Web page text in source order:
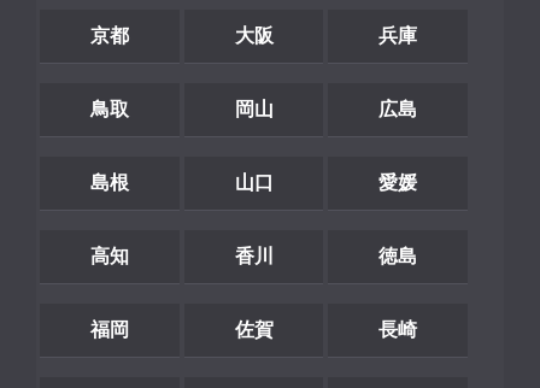
京都 大阪 兵庫
鳥取 岡山 広島
島根 山口 愛媛
高知 香川 徳島
福岡 佐賀 長崎